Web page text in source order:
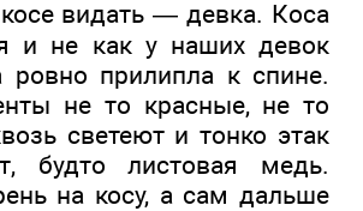
видать — девка. Коса
и не как у наших девок
ровно прилипла к спине.
не то красные, не то
светеют и тонко этак
будто листовая медь.
на косу, а сам дальше